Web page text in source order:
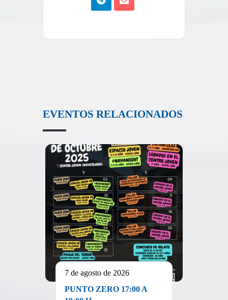
EVENTOS RELACIONADOS
7 de agosto de 2026
PUNTO ZERO 17:00 A